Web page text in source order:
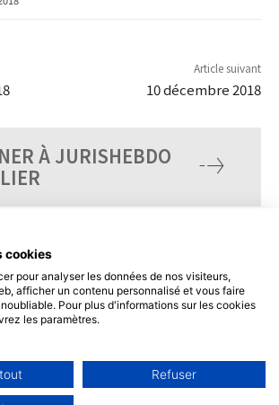
Article suivant
10 décembre 2018
À JURISHEBDO
cookies
pour analyser les données de nos visiteurs,
afficher un contenu personnalisé et vous faire
Pour plus d'informations sur les cookies
les paramètres.
Refuser